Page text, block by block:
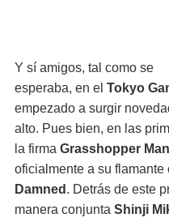
Y sí amigos, tal como se
esperaba, en el Tokyo
empezado a surgir
alto. Pues bien, en las
la firma Grasshopper
oficialmente a su flamante
Damned . Detrás de este
manera conjunta Shinji